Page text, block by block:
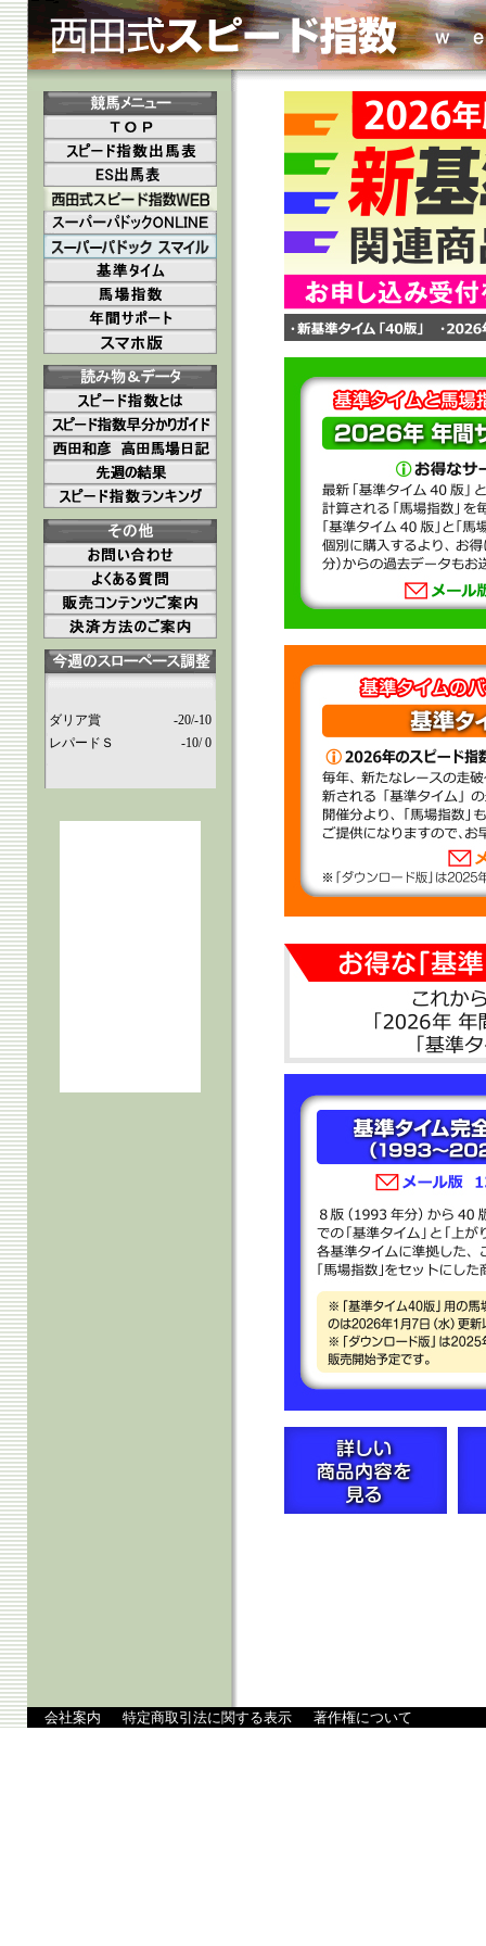
ダリア賞
-20/-10
レパードＳ
-10/ 0
会社案内 特定商取引法に関する表示 著作権について